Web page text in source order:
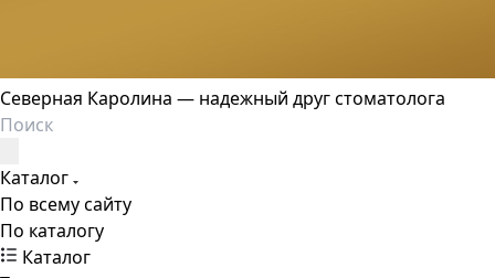
Северная Каролина — надежный друг стоматолога
Каталог
По всему сайту
По каталогу
Каталог